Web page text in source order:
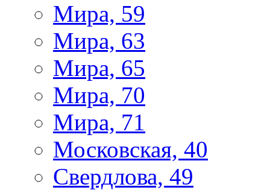
Мира, 59
Мира, 63
Мира, 65
Мира, 70
Мира, 71
Московская, 40
Свердлова, 49